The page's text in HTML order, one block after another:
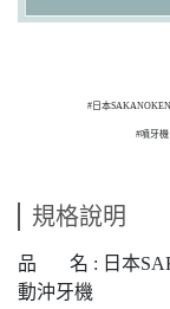
#日本
#噴牙
規格說明
品 名 : 日本
動沖牙機